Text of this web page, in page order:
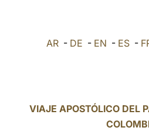
AR - DE - EN - ES -
VIAJE APOSTÓLICO DEL